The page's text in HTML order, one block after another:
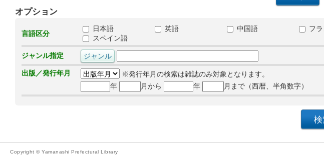
オプション
言語区分
日本語 英語 中国語 フ
スペイン語
ジャンル指定
出版／発行年月
※発行年月の検索は雑誌のみ対象となります。
年
月から 年 月まで（西暦、半角数字）
Copyright © Yamanashi Prefectural Library